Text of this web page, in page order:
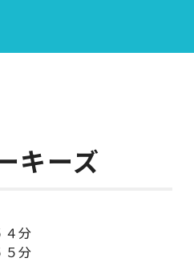
キーズ
分
分